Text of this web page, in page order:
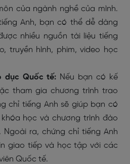
của ngành nghề của mình.
Anh, bạn có thể dễ dàng
nhiều nguồn tài liệu tiếng
truyền hình, phim, video học
dục Quốc tế: Nếu bạn có kế
tham gia chương trình trao
chỉ tiếng Anh sẽ giúp bạn có
học và chương trình đào
ra, chứng chỉ tiếng Anh
giao tiếp và học tập với các
Quốc tế.